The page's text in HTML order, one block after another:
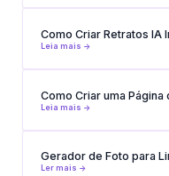
Como Criar Retratos IA
Leia mais ->
Como Criar uma Página
Leia mais ->
Gerador de Foto para
Ler mais ->